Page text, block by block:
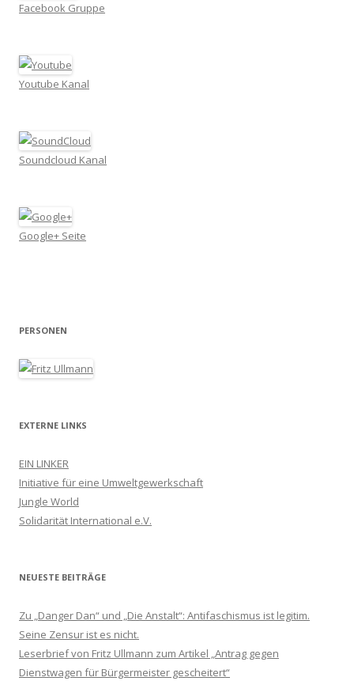
Facebook Gruppe
Youtube Kanal
Soundcloud Kanal
Google+ Seite
PERSONEN
EXTERNE LINKS
EIN LINKER
Initiative für eine Umweltgewerkschaft
Jungle World
Solidarität International e.V.
NEUESTE BEITRÄGE
Zu „Danger Dan“ und „Die Anstalt“: Antifaschismus ist legitim.
Seine Zensur ist es nicht.
Leserbrief von Fritz Ullmann zum Artikel „Antrag gegen
Dienstwagen für Bürgermeister gescheitert“